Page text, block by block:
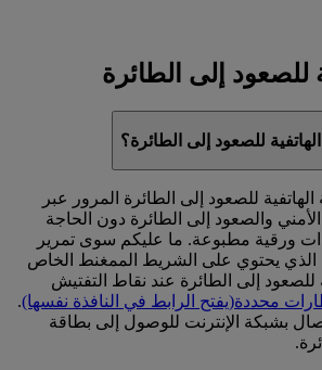
للصعود إلى الطائرة
للصعود إلى الطائرة؟
الهاتفية للصعود إلى الطائرة المرور عبر
والصعود إلى الطائرة دون الحاجة
ورقية مطبوعة. ما عليكم سوى تمرير
الذي يحتوي على الشريط الممغنط الخاص
للصعود إلى الطائرة عند نقاط التفتيش
محددة(يفتح الرابط في النافذة نفسها).
بشبكة الإنترنت للوصول إلى بطاقة